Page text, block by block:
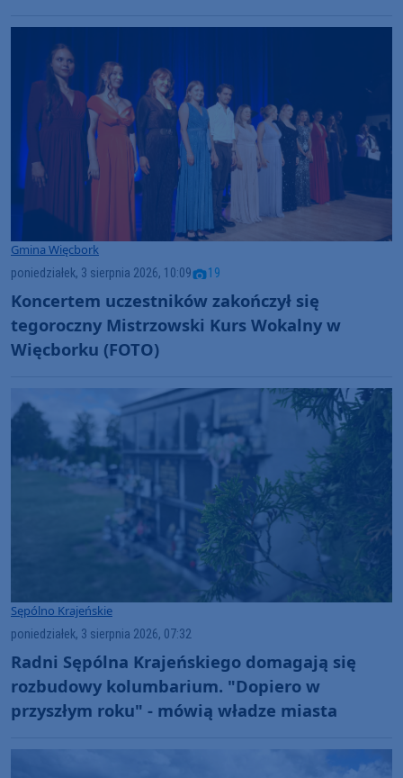
Gmina Więcbork
poniedziałek, 3 sierpnia 2026, 10:09 19
Koncertem uczestników zakończył się
tegoroczny Mistrzowski Kurs Wokalny w
Więcborku (FOTO)
Sępólno Krajeńskie
poniedziałek, 3 sierpnia 2026, 07:32
Radni Sępólna Krajeńskiego domagają się
rozbudowy kolumbarium. "Dopiero w
przyszłym roku" - mówią władze miasta